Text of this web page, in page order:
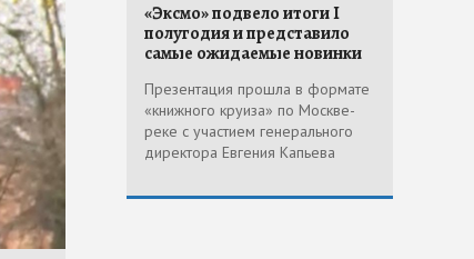
«Эксмо» подвело итоги I
полугодия и представило
самые ожидаемые новинки
Презентация прошла в формате
«книжного круиза» по Москве-
реке с участием генерального
директора Евгения Капьева